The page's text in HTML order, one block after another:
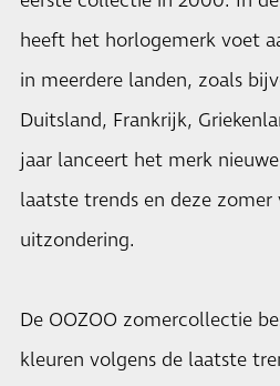
heeft het horlogemerk voet
in meerdere landen, zoals
Duitsland, Frankrijk,
jaar lanceert het merk
laatste trends en deze
uitzondering.
De OOZOO zomercollectie
kleuren volgens de laatste